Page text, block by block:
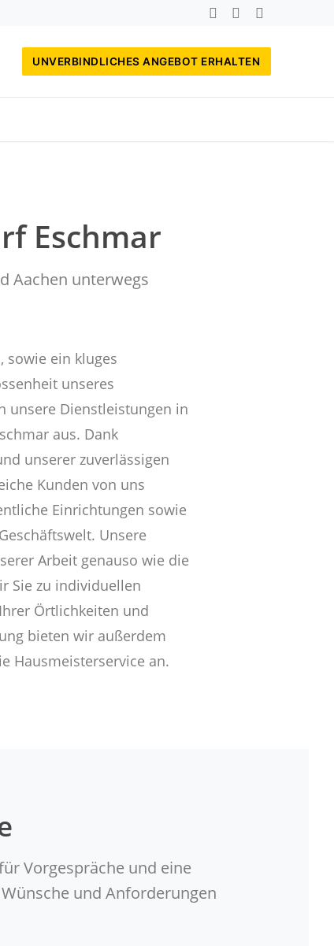
UNVERBINDLICHES ANGEBOT ERHALTEN
Eschmar
Aachen unterwegs
sowie ein kluges
unseres
unsere Dienstleistungen in
aus. Dank
unserer zuverlässigen
Kunden von uns
Einrichtungen sowie
Unsere
Arbeit genauso wie die
Sie zu individuellen
Örtlichkeiten und
bieten wir außerdem
Hausmeisterservice an.
Vorgespräche und eine
und Anforderungen